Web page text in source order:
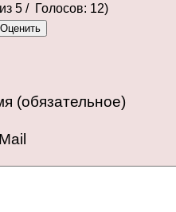
из 5 / Голосов: 12)
(обязательное)